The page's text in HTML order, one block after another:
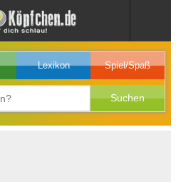
Lexikon Spiel/Spaß